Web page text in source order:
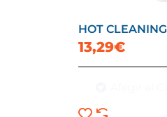
HOT
13,29€